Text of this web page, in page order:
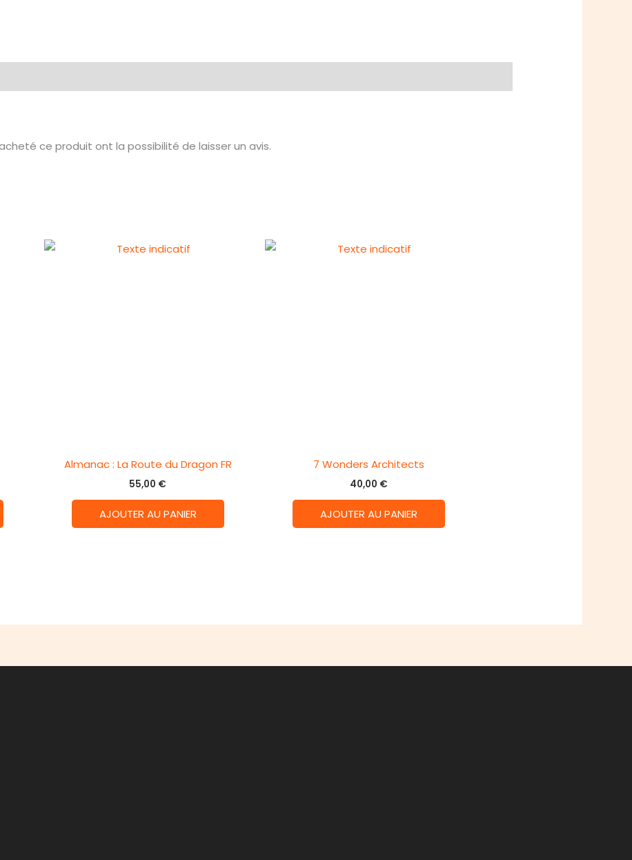
ce produit ont la possibilité de laisser un avis.
Almanac : La Route du Dragon FR
55,00 €
AJOUTER AU PANIER
7 Wonders Architects
40,00 €
AJOUTER AU PANIER